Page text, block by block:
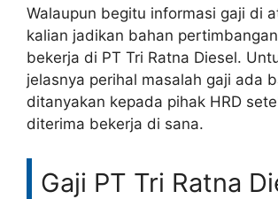
Walaupun begitu informasi gaji di
kalian jadikan bahan
bekerja di PT Tri Ratna Diesel.
jelasnya perihal masalah gaji ada
ditanyakan kepada pihak HRD
diterima bekerja di sana.
Gaji PT Tri Ratna